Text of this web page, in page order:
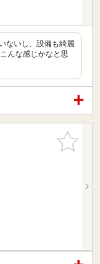
ないし、設備も綺麗
んな感じかなと思
お気に入
りに追加